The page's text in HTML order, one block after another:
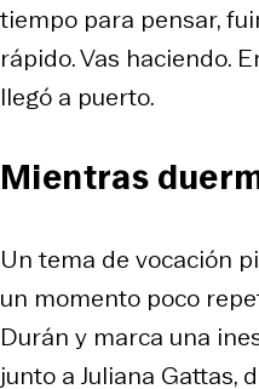
tiempo para pensar,
rápido. Vas haciendo.
llegó a puerto.
Mientras
Un tema de vocación
un momento poco
Durán y marca una
junto a Juliana Gattas,